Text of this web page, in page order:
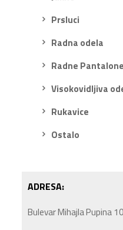
Prsluci
Radna odela
Radne Pantalone
Visokovidljiva
Rukavice
Ostalo
ADRESA:
Bulevar Mihajla Pupina